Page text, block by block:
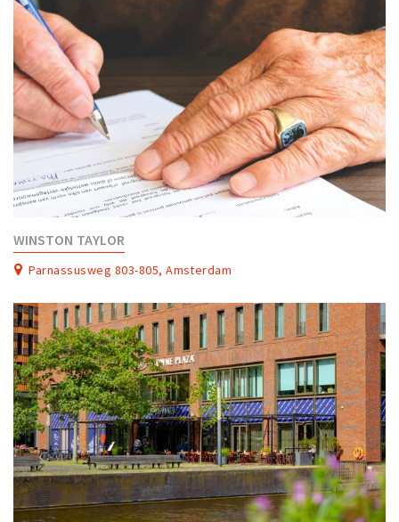
WINSTON TAYLOR
Parnassusweg 803-805, Amsterdam